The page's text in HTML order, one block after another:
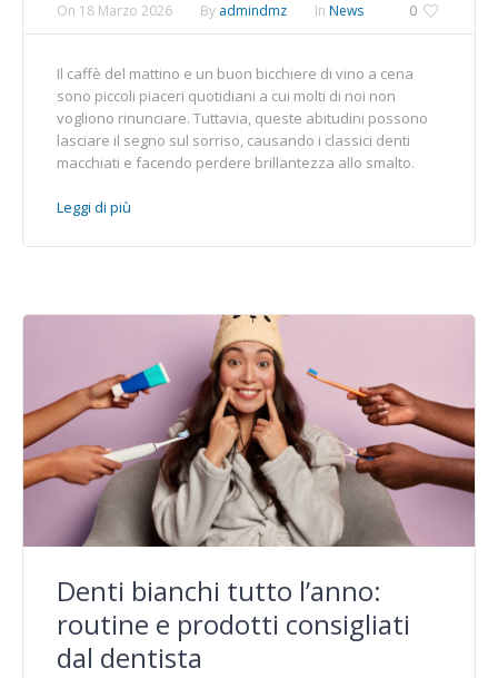
0
On 18 Marzo 2026 By admindmz In News
Il caffè del mattino e un buon bicchiere di vino a cena
sono piccoli piaceri quotidiani a cui molti di noi non
vogliono rinunciare. Tuttavia, queste abitudini possono
lasciare il segno sul sorriso, causando i classici denti
macchiati e facendo perdere brillantezza allo smalto.
Leggi di più
Denti bianchi tutto l’anno:
routine e prodotti consigliati
dal dentista